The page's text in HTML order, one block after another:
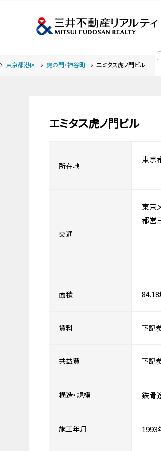
東京都港区 虎の門・神谷町 エミタス虎ノ門ビル
エミタス虎ノ門ビル
所在地
東京
交通
東京
都営
面積
賃料 下記
共益費 下記
構造・規模 鉄骨
施工年月 1993